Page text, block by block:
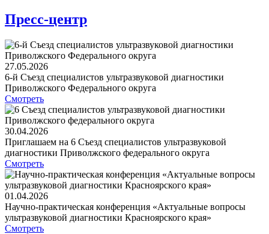
Пресс-центр
27.05.2026
6-й Съезд специалистов ультразвуковой диагностики
Приволжского Федерального округа
Смотреть
30.04.2026
Приглашаем на 6 Съезд специалистов ультразвуковой
диагностики Приволжского федерального округа
Смотреть
01.04.2026
Научно-практическая конференция «Актуальные вопросы
ультразвуковой диагностики Красноярского края»
Смотреть